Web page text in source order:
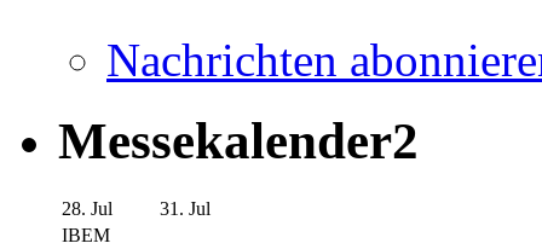
Nachrichten
Messekalender2
28. Jul
31. Jul
IBEM